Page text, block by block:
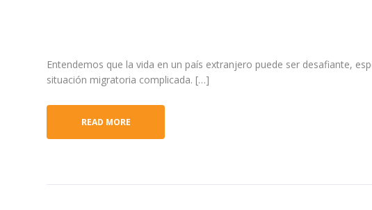
Entendemos que la vida en un país extranjero puede ser desafiante,
situación migratoria complicada. […]
READ MORE